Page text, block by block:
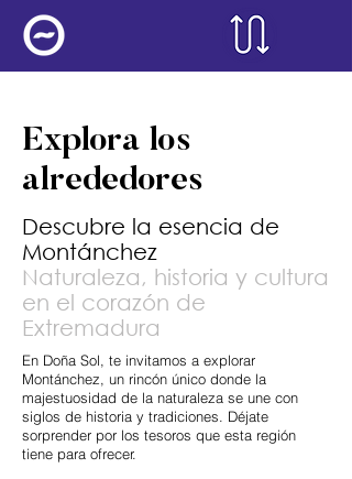
Explora los
alrededores
Descubre la esencia de
Montánchez
Naturaleza, historia y cultura
en el corazón de
Extremadura
En Doña Sol, te invitamos a explorar
Montánchez, un rincón único donde la
majestuosidad de la naturaleza se une con
siglos de historia y tradiciones. Déjate
sorprender por los tesoros que esta región
tiene para ofrecer.